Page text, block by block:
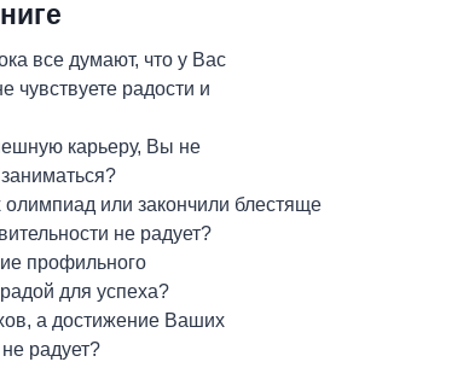
все думают, что у Вас
радости и
карьеру, Вы не
или закончили блестяще
не радует?
профильного
для успеха?
а достижение Ваших
радует?